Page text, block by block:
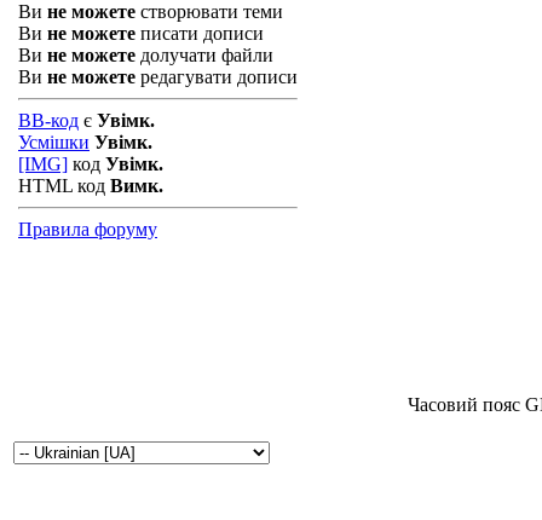
Ви не можете створювати теми
Ви не можете писати дописи
Ви не можете долучати файли
Ви не можете редагувати дописи
BB-код є Увімк.
Усмішки Увімк.
[IMG] код Увімк.
HTML код Вимк.
Правила форуму
Часовий пояс